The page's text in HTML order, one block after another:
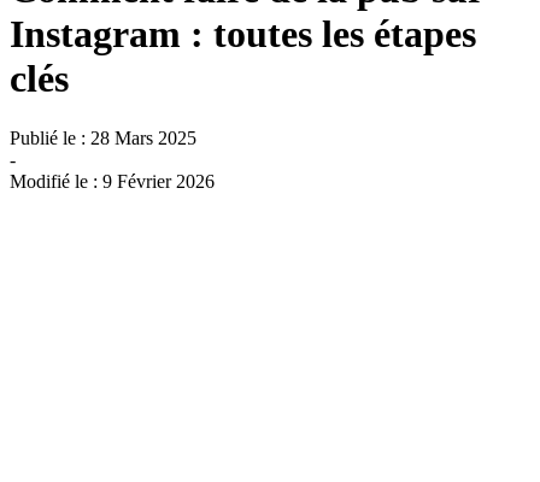
Instagram : toutes les étapes
clés
Publié le : 28 Mars 2025
-
Modifié le : 9 Février 2026